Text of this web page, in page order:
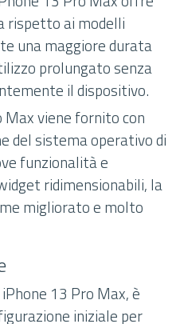
rispetto ai modelli
una maggiore durata
prolungato senza
il dispositivo.
Max viene fornito con
del sistema operativo di
funzionalità e
ridimensionabili, la
migliorato e molto
13 Pro Max, è
iniziale per